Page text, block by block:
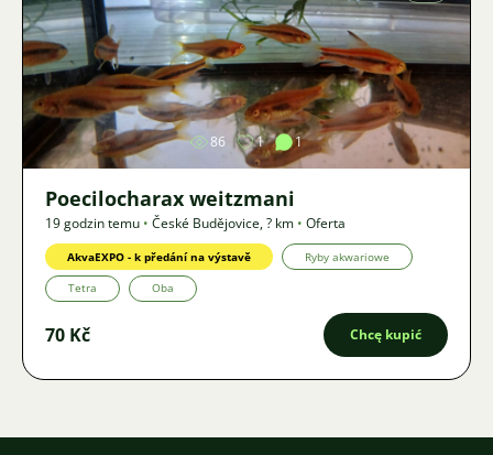
Zdjęcie
86 1 1
Poecilocharax weitzmani
19 godzin temu • České Budějovice,? km • Oferta
AkvaEXPO - k předání na výstavě Ryby akwariowe
Tetra Oba
70 Kč Chcę kupić